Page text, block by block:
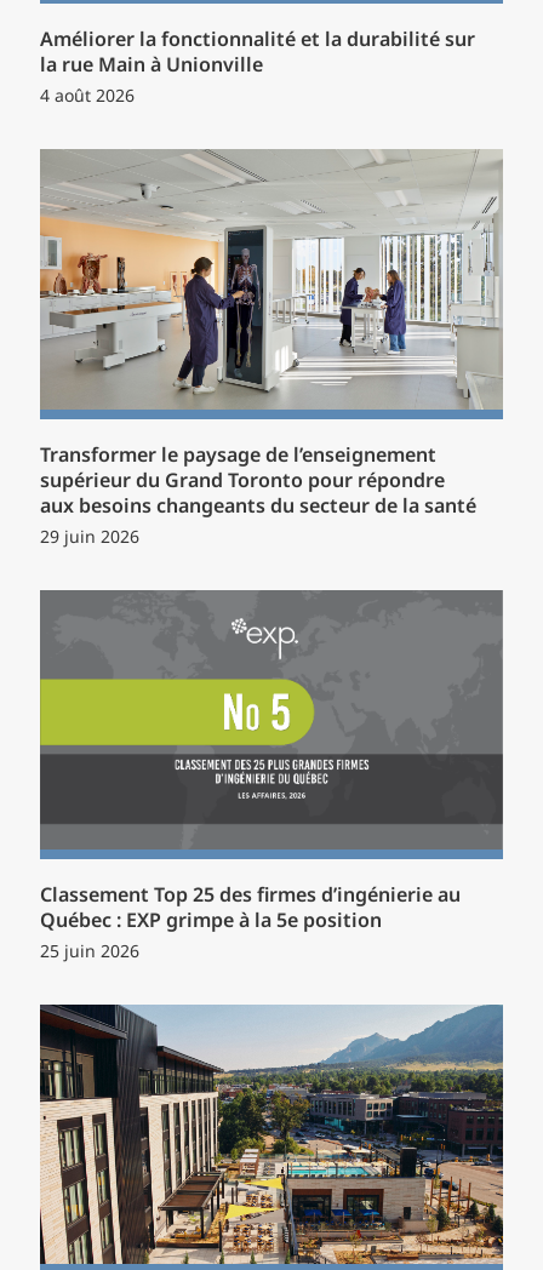
Améliorer la fonctionnalité et la durabilité sur
la rue Main à Unionville
4 août 2026
Transformer le paysage de l’enseignement
supérieur du Grand Toronto pour répondre
aux besoins changeants du secteur de la santé
29 juin 2026
Classement Top 25 des firmes d’ingénierie au
Québec : EXP grimpe à la 5e position
25 juin 2026